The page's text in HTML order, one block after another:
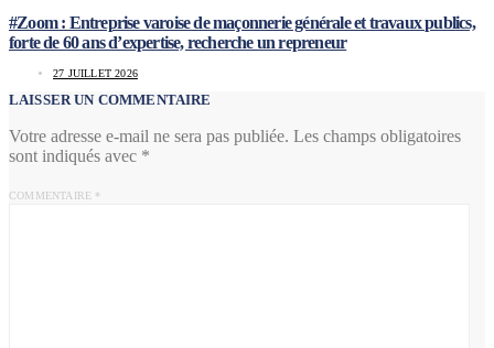
#Zoom : Entreprise varoise de maçonnerie générale et travaux publics,
forte de 60 ans d’expertise, recherche un repreneur
27 JUILLET 2026
LAISSER UN COMMENTAIRE
Votre adresse e-mail ne sera pas publiée. Les champs obligatoires
sont indiqués avec *
COMMENTAIRE *